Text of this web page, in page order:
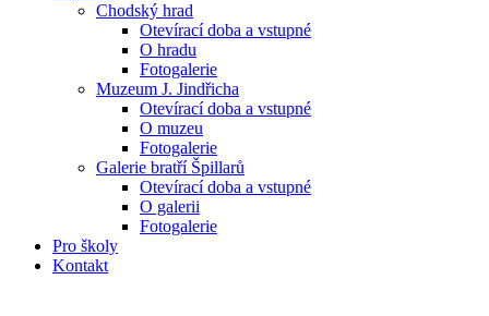
Chodský hrad
Otevírací doba a vstupné
O hradu
Fotogalerie
Muzeum J. Jindřicha
Otevírací doba a vstupné
O muzeu
Fotogalerie
Galerie bratří Špillarů
Otevírací doba a vstupné
O galerii
Fotogalerie
Pro školy
Kontakt